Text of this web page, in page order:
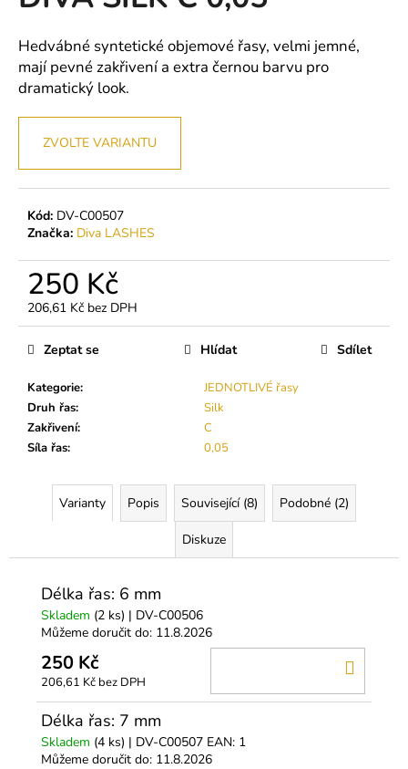
z
5
hvězdiček.
Hedvábné syntetické objemové řasy, velmi jemné,
mají pevné zakřivení a extra černou barvu pro
dramatický look.
ZVOLTE VARIANTU
Kód: DV-C00507
Značka: Diva LASHES
250 Kč
206,61 Kč bez DPH
Měrná
cena:
Kategorie:
JEDNOTLIVÉ řasy
Druh řas:
Silk
Zakřivení:
C
Síla řas: 0,05
Zeptat se Hlídat Sdílet
Varianty Popis Související (8) Podobné (2)
Diskuze
Délka řas: 6 mm
Skladem (2 ks) | DV-C00506
Můžeme doručit do: 11.8.2026
250 Kč
206,61 Kč bez DPH
Délka řas: 7 mm
Skladem (4 ks) | DV-C00507 EAN: 1
Můžeme doručit do: 11.8.2026
j
í
t
?
HLEDAT
D
o
p
o
u
u
GELOVÝ
LEPIDLA
189